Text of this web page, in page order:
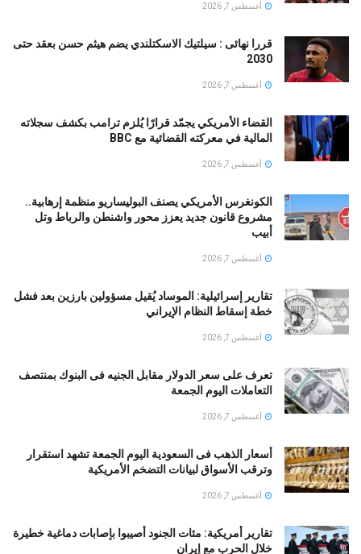
أغسطس 7, 2026
قررا نهائى : سيلتيك الاسكتلندي يضم هيثم حسن بعقد حتى
2030
أغسطس 7, 2026
القضاء الأمريكي يجمّد قرارًا يُلزم ترامب بكشف سجلاته
المالية في معركته القضائية مع BBC
أغسطس 7, 2026
الكونغرس الأمريكي يصنف البوليساريو منظمة إرهابية..
مشروع قانون جديد يعزز محور واشنطن والرباط وتل
أبيب
أغسطس 7, 2026
تقارير إسرائيلية: الموساد يُقيل مسؤولين بارزين بعد فشل
خطة إسقاط النظام الإيراني
أغسطس 7, 2026
تعرف على سعر الدولار مقابل الجنيه فى البنوك بمنتصف
التعاملات اليوم الجمعة
أغسطس 7, 2026
أسعار الذهب فى السعودية اليوم الجمعة تشهد استقرار
وترقب الأسواق لبيانات التضخم الأمريكية
أغسطس 7, 2026
تقارير أمريكية: مئات الجنود أُصيبوا بإصابات دماغية خطيرة
خلال الحرب مع إيران